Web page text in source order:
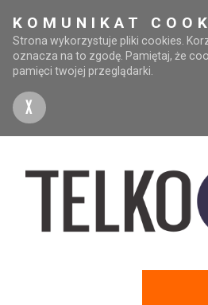
KOMUNIKAT
Strona wykorzystuje pliki cookies.
oznacza na to zgodę. Pamiętaj, że
pamięci twojej przeglądarki.
X